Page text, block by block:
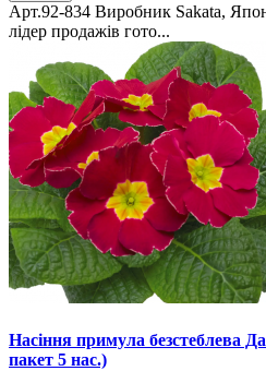
Арт.92-834 Виробник Sakata,
лідер продажів гото...
Насіння примула безстеблева
пакет 5 нас.)